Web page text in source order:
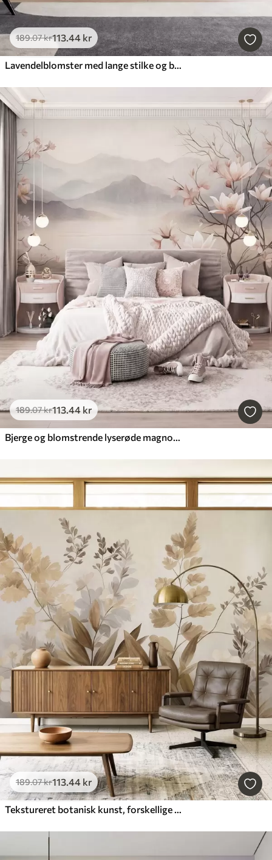
189.07kr113.44 kr
Lavendelblomster med lange stilke og blade, kunstværk i bløde pastelfarver med struktur
189.07kr113.44 kr
Bjerge og blomstrende lyserøde magnoliagrene, et landskab med dybde og tekstur
189.07kr113.44 kr
Tekstureret botanisk kunst, forskellige planter og blade i brune og beige nuancer